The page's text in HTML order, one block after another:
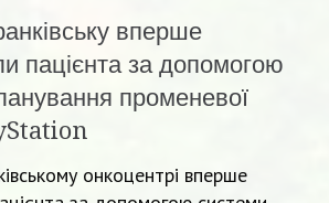
вперше
пацієнта за допомогою
променевої
онкоцентрі вперше